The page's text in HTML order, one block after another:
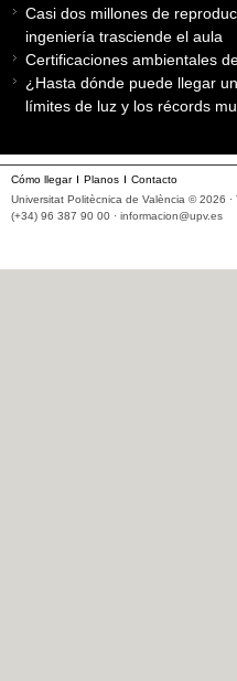
Casi dos millones de
ingeniería trasciende el aula
Certificaciones ambientales
¿Hasta dónde puede llegar
límites de luz y los récords
Cómo llegar Planos
Contacto
Universitat Politècnica de València © 2026 ·
(+34) 96 387 90 00 · informacion@upv.es